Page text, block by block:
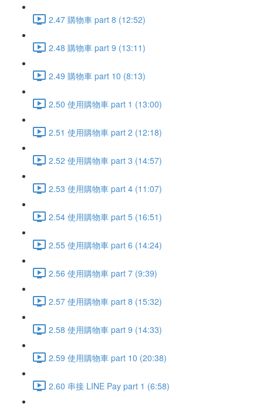
2.47 購物車 part 8 (12:52)
2.48 購物車 part 9 (13:11)
2.49 購物車 part 10 (8:13)
2.50 使用購物車 part 1 (13:00)
2.51 使用購物車 part 2 (12:18)
2.52 使用購物車 part 3 (14:57)
2.53 使用購物車 part 4 (11:07)
2.54 使用購物車 part 5 (16:51)
2.55 使用購物車 part 6 (14:24)
2.56 使用購物車 part 7 (9:39)
2.57 使用購物車 part 8 (15:32)
2.58 使用購物車 part 9 (14:33)
2.59 使用購物車 part 10 (20:38)
2.60 串接 LINE Pay part 1 (6:58)